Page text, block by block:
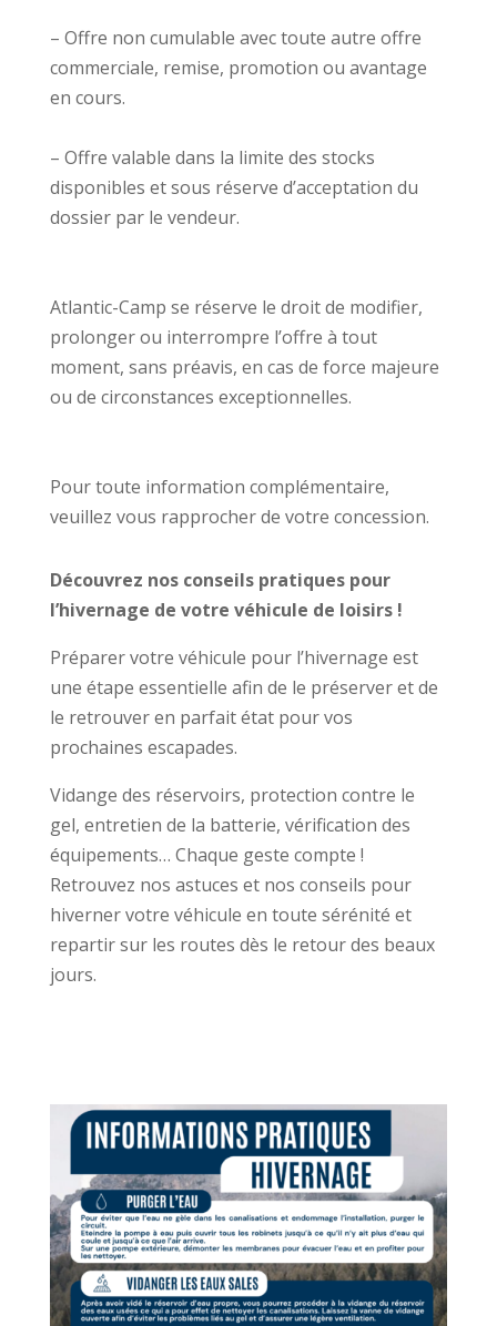
– Offre non cumulable avec toute autre offre
commerciale, remise, promotion ou avantage
en cours.
– Offre valable dans la limite des stocks
disponibles et sous réserve d’acceptation du
dossier par le vendeur.
Atlantic-Camp se réserve le droit de modifier,
prolonger ou interrompre l’offre à tout
moment, sans préavis, en cas de force majeure
ou de circonstances exceptionnelles.
Pour toute information complémentaire,
veuillez vous rapprocher de votre concession.
Découvrez nos conseils pratiques pour
l’hivernage de votre véhicule de loisirs !
Préparer votre véhicule pour l’hivernage est
une étape essentielle afin de le préserver et de
le retrouver en parfait état pour vos
prochaines escapades.
Vidange des réservoirs, protection contre le
gel, entretien de la batterie, vérification des
équipements… Chaque geste compte !
Retrouvez nos astuces et nos conseils pour
hiverner votre véhicule en toute sérénité et
repartir sur les routes dès le retour des beaux
jours.